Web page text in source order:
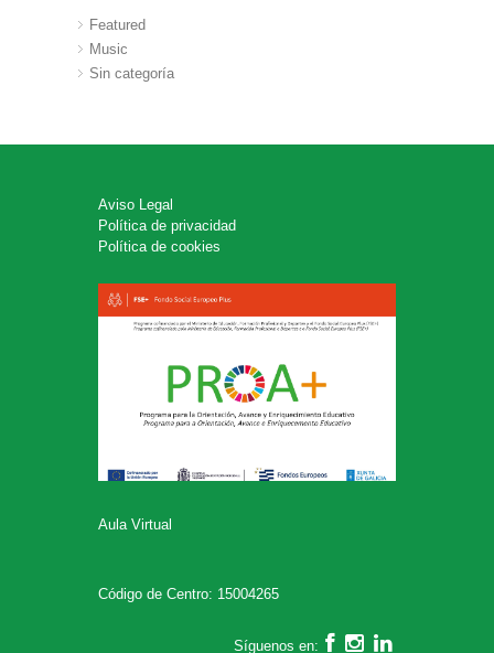
Featured
Music
Sin categoría
Aviso Legal
Política de privacidad
Política de cookies
Aula Virtual
Código de Centro: 15004265
Síguenos en: